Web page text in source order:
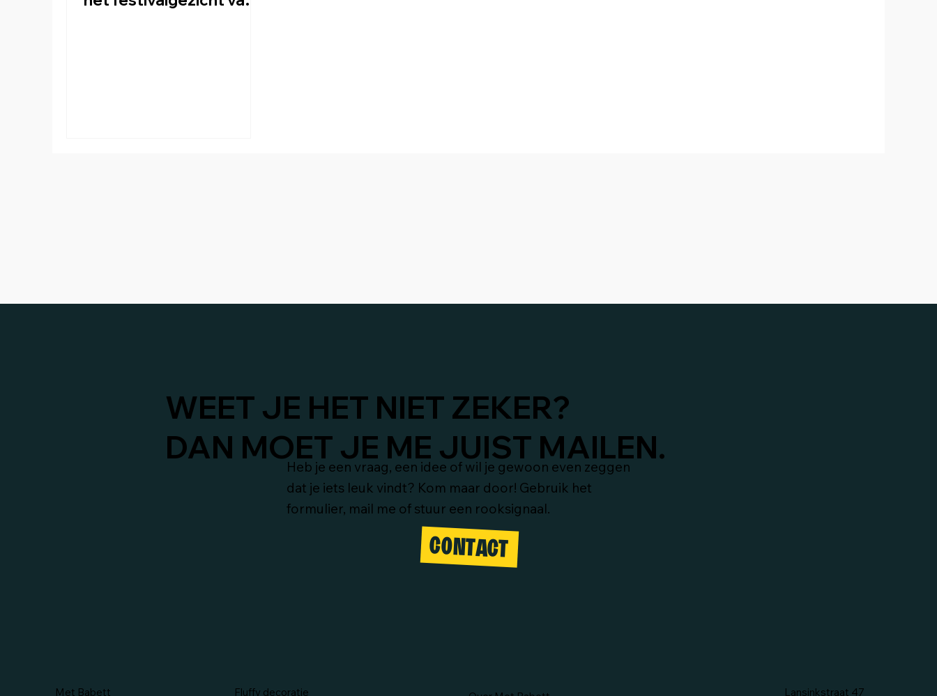
Heb je een vraag, een idee of wil je gewoon even zeggen
dat je iets leuk vindt? Kom maar door! Gebruik het
formulier, mail me of stuur een rooksignaal.
WEET JE HET NIET ZEKER?
DAN MOET JE ME JUIST MAILEN.
CONTACT
Met Babett Fluffy decoratie Lansinkstraat 47